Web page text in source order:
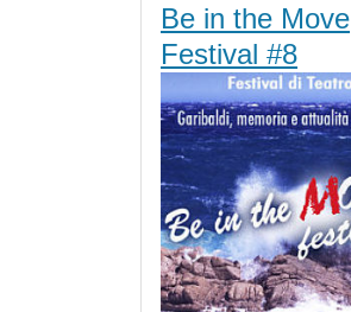
Be in the Move
Festival #8